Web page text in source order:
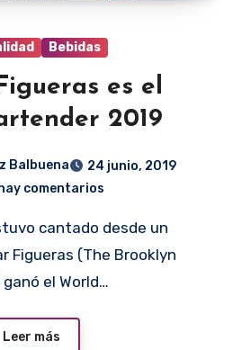
Bebidas
es el
2019
Balbuena
24 junio, 2019
comentarios
Figueras (The Brooklyn
el World…
Leer más